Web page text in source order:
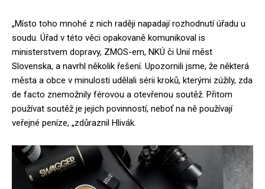
„Místo toho mnohé z nich raději napadají rozhodnutí úřadu u
soudu. Úřad v této věci opakovaně komunikoval is
ministerstvem dopravy, ZMOS-em, NKÚ či Unií měst
Slovenska, a navrhl několik řešení. Upozornili jsme, že některá
města a obce v minulosti udělali sérii kroků, kterými zúžily, zda
de facto znemožnily férovou a otevřenou soutěž. Přitom
používat soutěž je jejich povinností, neboť na ně používají
veřejné peníze, „zdůraznil Hlivák.